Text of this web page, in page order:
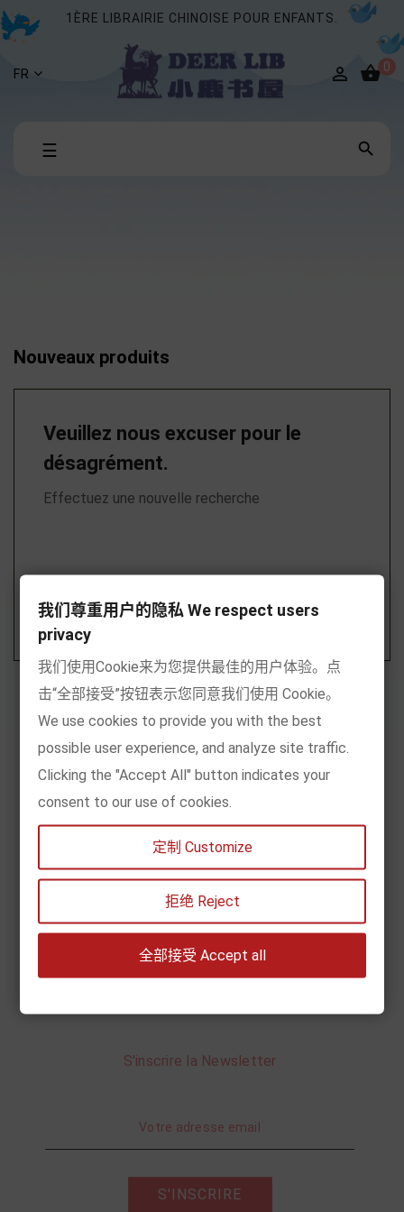
1ÈRE LIBRAIRIE CHINOISE POUR ENFANTS.
FR  0
Basculer
☰ 
Nouveaux produits
Veuillez nous excuser pour le
désagrément.
Effectuez une nouvelle recherche
Recommandé
Mon compte
Information
S'inscrire la Newsletter
S'INSCRIRE
我们尊重用户的隐私 We respect users
privacy
我们使用Cookie来为您提供最佳的用户体验。点
击“全部接受”按钮表示您同意我们使用 Cookie。
We use cookies to provide you with the best
possible user experience, and analyze site traffic.
Clicking the "Accept All" button indicates your
consent to our use of cookies.
定制 Customize
拒绝 Reject
全部接受 Accept all